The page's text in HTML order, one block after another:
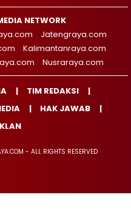
NETWORK
Jatengraya.com
Kalimantanraya.com
Nusraraya.com
TIM REDAKSI
HAK JAWAB
- ALL RIGHTS RESERVED